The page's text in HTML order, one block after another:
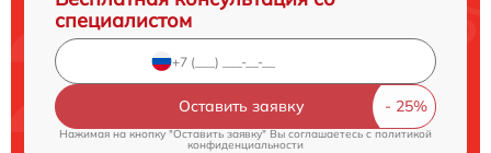
специалистом
Оставить заявку
Нажимая на кнопку "Оставить заявку" Вы соглашаетесь cполитикой
конфиденциальности